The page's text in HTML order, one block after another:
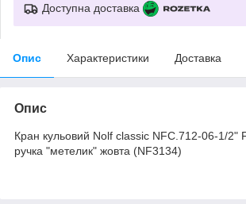
Доступна доставка
Опис Характеристики Доставка
Опис
Кран кульовий Nolf classic NFC.712-06-1/2"
ручка "метелик" жовта (NF3134)